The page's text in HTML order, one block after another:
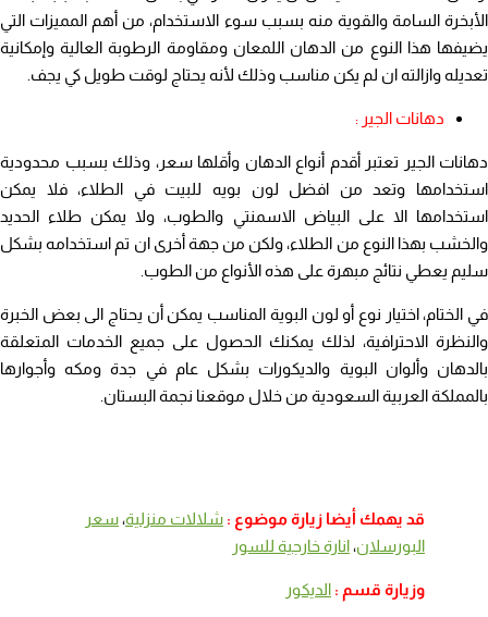
الأبخرة السامة والقوية منه بسبب سوء الاستخدام، من أهم المميزات التي
يضيفها هذا النوع من الدهان اللمعان ومقاومة الرطوبة العالية وإمكانية
تعديله وازالته ان لم يكن مناسب وذلك لأنه يحتاج لوقت طويل كي يجف.
دهانات الجير :
دهانات الجير تعتبر أقدم أنواع الدهان وأقلها سعر، وذلك بسبب محدودية
استخدامها وتعد من افضل لون بويه للبيت في الطلاء، فلا يمكن
استخدامها الا على البياض الاسمنتي والطوب، ولا يمكن طلاء الحديد
والخشب بهذا النوع من الطلاء، ولكن من جهة أخرى ان تم استخدامه بشكل
سليم يعطي نتائج مبهرة على هذه الأنواع من الطوب.
في الختام، اختيار نوع أو لون البوية المناسب يمكن أن يحتاج الى بعض الخبرة
والنظرة الاحترافية، لذلك يمكنك الحصول على جميع الخدمات المتعلقة
بالدهان وألوان البوية والديكورات بشكل عام في جدة ومكه وأجوارها
بالمملكة العربية السعودية من خلال موقعنا نجمة البستان.
قد يهمك أيضا زيارة موضوع : شلالات منزلية،سعر
البورسلان،انارة خارجية للسور
وزيارة قسم : الديكور